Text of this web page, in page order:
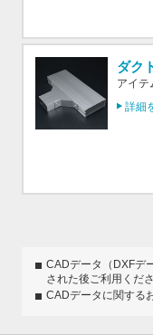
ダク
アイテ
詳細
CADデータ（DXFデ
された後ご利用くださ
CADデータに関する